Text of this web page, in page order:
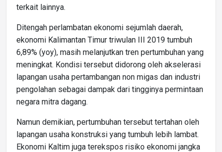
terkait lainnya.
Ditengah perlambatan ekonomi sejumlah daerah,
ekonomi Kalimantan Timur triwulan III 2019 tumbuh
6,89% (yoy), masih melanjutkan tren pertumbuhan yang
meningkat. Kondisi tersebut didorong oleh akselerasi
lapangan usaha pertambangan non migas dan industri
pengolahan sebagai dampak dari tingginya permintaan
negara mitra dagang.
Namun demikian, pertumbuhan tersebut tertahan oleh
lapangan usaha konstruksi yang tumbuh lebih lambat.
Ekonomi Kaltim juga terekspos risiko ekonomi jangka